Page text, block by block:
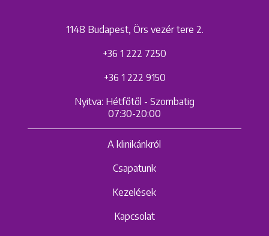
1148 Budapest, Örs vezér tere 2.
+36 1 222 7250
+36 1 222 9150
Nyitva: Hétfőtől - Szombatig
07:30-20:00
A klinikánkról
Csapatunk
Kezelések
Kapcsolat